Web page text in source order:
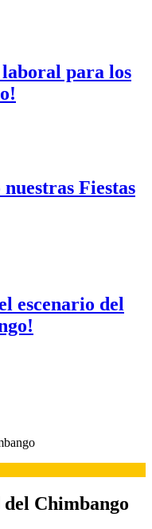
para los
Fiestas
escenario del
Chimbango